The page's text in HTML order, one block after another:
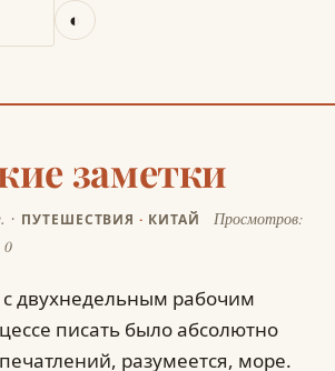
◐
заметки
ПУТЕШЕСТВИЯ · КИТАЙ
Просмотров:
0
двухнедельным рабочим
писать было абсолютно
разумеется, море.